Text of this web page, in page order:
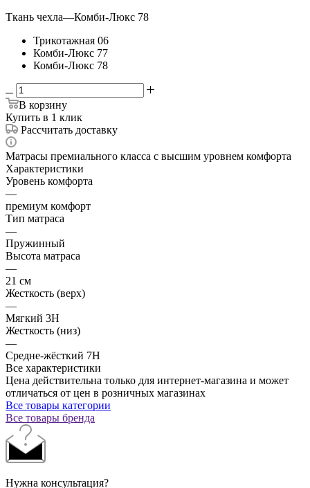
Ткань чехла—Комби-Люкс 78
Трикотажная 06
Комби-Люкс 77
Комби-Люкс 78
В корзину
Купить в 1 клик
Рассчитать доставку
Матрасы премиального класса с высшим уровнем комфорта
Характеристики
Уровень комфорта
—
премиум комфорт
Тип матраса
—
Пружинный
Высота матраса
—
21 см
Жесткость (верх)
—
Мягкий 3H
Жесткость (низ)
—
Средне-жёсткий 7H
Все характеристики
Цена действительна только для интернет-магазина и может
отличаться от цен в розничных магазинах
Все товары категории
Все товары бренда
Нужна консультация?